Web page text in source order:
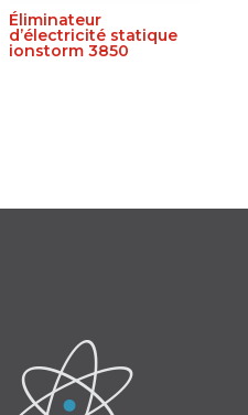
Éliminateur
d’électricité statique
ionstorm 3850